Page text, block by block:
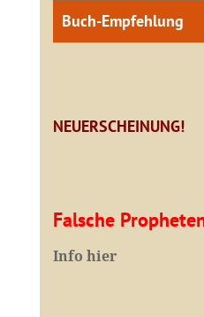
Buch-Empfehlung
NEUERSCHEINUNG!
Falsche
Info hier